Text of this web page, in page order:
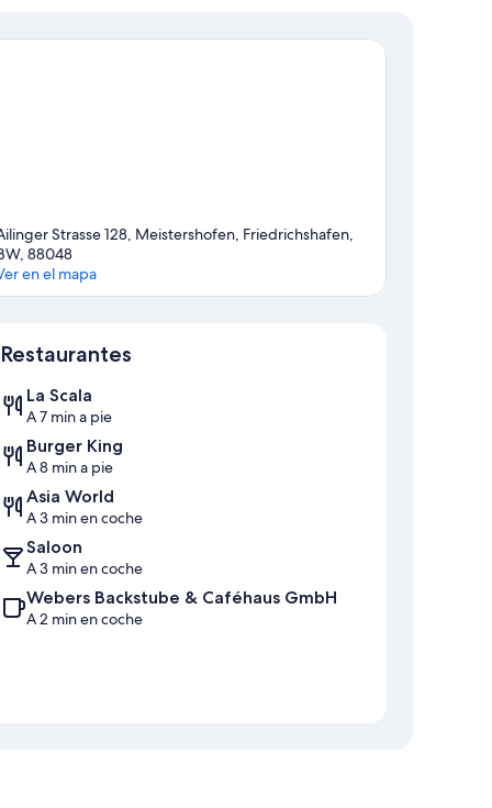
Strasse 128, Meistershofen, Friedrichshafen,
88048
en el mapa
Restaurantes
La Scala
A 7 min a pie
Burger King
A 8 min a pie
Asia World
A 3 min en coche
Saloon
A 3 min en coche
Webers Backstube & Caféhaus GmbH
A 2 min en coche